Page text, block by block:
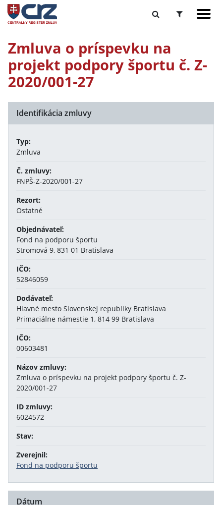
Zmluva o príspevku na
projekt podpory športu č. Z-
2020/001-27
Identifikácia zmluvy
Typ:
Zmluva
Č. zmluvy:
FNPŠ-Z-2020/001-27
Rezort:
Ostatné
Objednávateľ:
Fond na podporu športu
Stromová 9, 831 01 Bratislava
IČO:
52846059
Dodávateľ:
Hlavné mesto Slovenskej republiky Bratislava
Primaciálne námestie 1, 814 99 Bratislava
IČO:
00603481
Názov zmluvy:
Zmluva o príspevku na projekt podpory športu č. Z-
2020/001-27
ID zmluvy:
6024572
Stav:
Zverejnil:
Fond na podporu športu
Dátum